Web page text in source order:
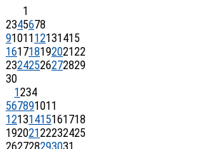
1
2345678
91011 12131415
16171819202122
23242526272829
30
1234
567891011
12131415161718
19202122232425